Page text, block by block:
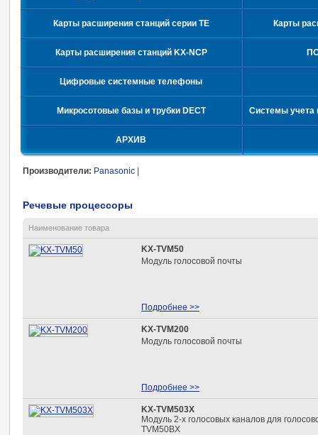
Карты расширения станций серии TE Карты
Карты расширения станций KX-NCP
Цифровые системные телефоны
Микросотовые базы и трубки DECT Системы учета
АРХИВ
Производители: Panasonic
Речевые процессоры
Наименование товара
KX-TVM50
Модуль голосовой почты
Подробнее >>
KX-TVM200
Модуль голосовой почты
Подробнее >>
KX-TVM503X
Модуль 2-х голосовых каналов для
TVM50BX